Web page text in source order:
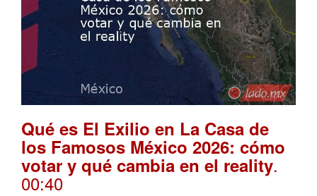
Qué es El Exilio en La Casa de
los Famosos México 2026: cómo
votar y qué cambia en el reality.
00:40